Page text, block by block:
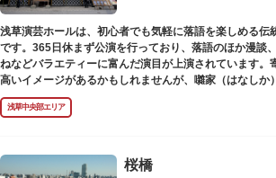
人が祀られています。江戸時代に徳川家光が寄進した社
殿の間が渡り廊下で繋がる建築様式。国の重要文化財に
また、浅草名所七福神のひとつとしても知られ、恵比須
す。
浅草演芸ホールは、初心者でも気軽に落語を楽しめる伝
です。365日休まず公演を行っており、落語のほか漫談
ねなどバラエティーに富んだ演目が上演されています。
高いイメージがあるかもしれませんが、囃家（はなしか
ロ。すぐに巧みな話芸に引き込まれ、予備知識が無くて
ホール内で飲食できるのも魅力のひとつ。売店でお弁当
っくり番組を楽しんではいかがでしょう。数々の著名な
浅草中央部エリア
桜橋